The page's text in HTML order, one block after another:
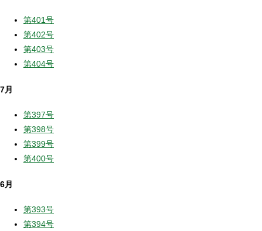
第401号
第402号
第403号
第404号
7月
第397号
第398号
第399号
第400号
6月
第393号
第394号